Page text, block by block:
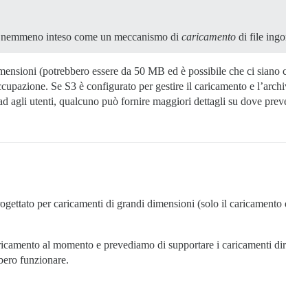
inteso come un meccanismo di caricamento di file
(potrebbero essere da 50 MB ed è possibile che ci
Se S3 è configurato per gestire il caricamento e
agli utenti, qualcuno può fornire maggiori dettagli su dove
per caricamenti di grandi dimensioni (solo il
al momento e prevediamo di supportare i caricamenti
funzionare.